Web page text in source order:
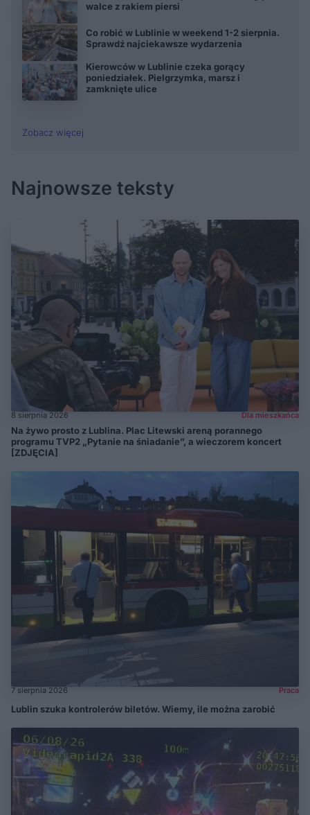
walce z rakiem piersi
Co robić w Lublinie w weekend 1-2 sierpnia.
Sprawdź najciekawsze wydarzenia
Kierowców w Lublinie czeka gorący
poniedziałek. Pielgrzymka, marsz i
zamknięte ulice
Zobacz więcej
Najnowsze teksty
8 sierpnia 2026 Dla mieszkańca
Na żywo prosto z Lublina. Plac Litewski areną porannego
programu TVP2 „Pytanie na śniadanie”, a wieczorem koncert
[ZDJĘCIA]
7 sierpnia 2026 Praca
Lublin szuka kontrolerów biletów. Wiemy, ile można zarobić